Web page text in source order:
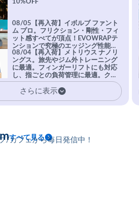
10%OFF
08/05【再入荷】イボルブ ファント
ム プロ。フリクション・剛性・フィ
ット感すべてが頂点！EVOWRAPテ
ンションで究極のエッジング性能を
実現。進化系ラバーEvo-74はTRAX
を凌駕する粘着力で極小ホールドに
安心感。
08/04【再入荷】メトリウス ナノリ
ングス。旅先やジム外トレーニング
に最適。フィンガーリフトにも対応
し、指ごとの負荷管理に最適。クラ
イマーの指を本気で鍛えるギア。
さらに表示
/カフェから毎日発信中！
すべて見る